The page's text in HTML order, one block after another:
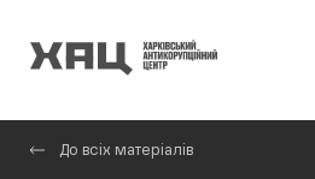
До всіх матеріалів